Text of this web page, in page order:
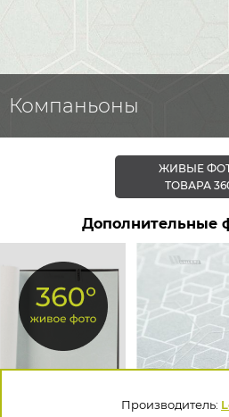
Компаньоны
ЖИВЫЕ
ТОВАРА
Дополнительные
Производитель: